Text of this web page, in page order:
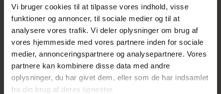
Vi bruger cookies til at tilpasse vores indhold, visse
funktioner og annoncer, til sociale medier og til at
analysere vores trafik. Vi deler oplysninger om brug af
vores hjemmeside med vores partnere inden for sociale
medier, annonceringspartnere og analysepartnere. Vores
partnere kan kombinere disse data med andre
oplysninger, du har givet dem, eller som de har indsamlet
fra din brug af deres tjenester.